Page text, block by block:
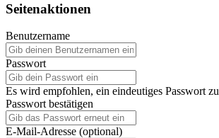
Seitenaktionen
Benutzername
Passwort
Es wird empfohlen, ein eindeutiges Passwort
Passwort bestätigen
E-Mail-Adresse (optional)